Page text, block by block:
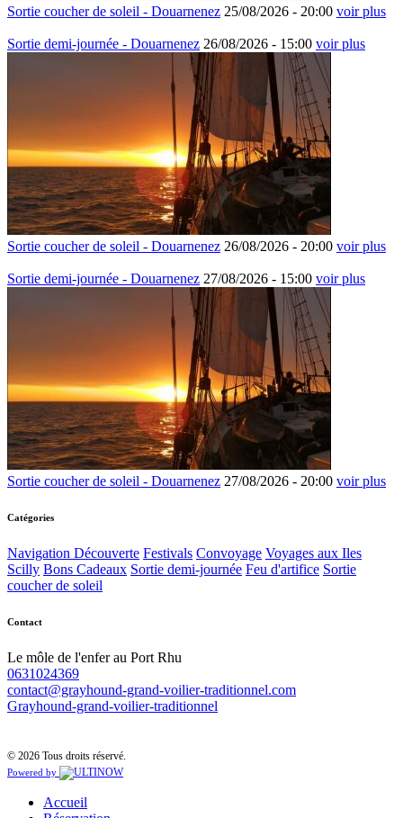
Sortie coucher de soleil - Douarnenez 25/08/2026 - 20:00 voir plus
Sortie demi-journée - Douarnenez 26/08/2026 - 15:00 voir plus
Sortie coucher de soleil - Douarnenez 26/08/2026 - 20:00 voir plus
Sortie demi-journée - Douarnenez 27/08/2026 - 15:00 voir plus
Sortie coucher de soleil - Douarnenez 27/08/2026 - 20:00 voir plus
Catégories
Navigation Découverte Festivals Convoyage Voyages aux Iles
Scilly Bons Cadeaux Sortie demi-journée Feu d'artifice Sortie
coucher de soleil
Contact
Le môle de l'enfer au Port Rhu
0631024369
contact@grayhound-grand-voilier-traditionnel.com
Grayhound-grand-voilier-traditionnel
© 2026 Tous droits réservé.
Powered by
Accueil